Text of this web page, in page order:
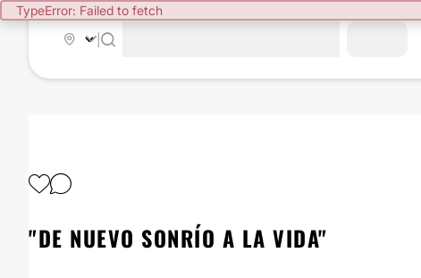
TypeError: Failed to fetch
"DE NUEVO SONRÍO A LA VIDA"